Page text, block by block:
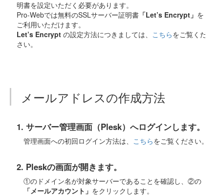
明書を設定いただく必要があります。
Pro-Webでは無料のSSLサーバー証明書 「Let’s Encrypt」 を
ご利用いただけます。
Let’s Encrypt の設定方法につきましては、 こちらをご覧くだ
さい。
メールアドレスの作成方法
1. サーバー管理画面（Plesk）へログインします。
管理画面への初回ログイン方法は、 こちらをご覧ください。
2. Pleskの画面が開きます。
①のドメイン名が対象サーバーであることを確認し、②の
「メールアカウント」 をクリックします。